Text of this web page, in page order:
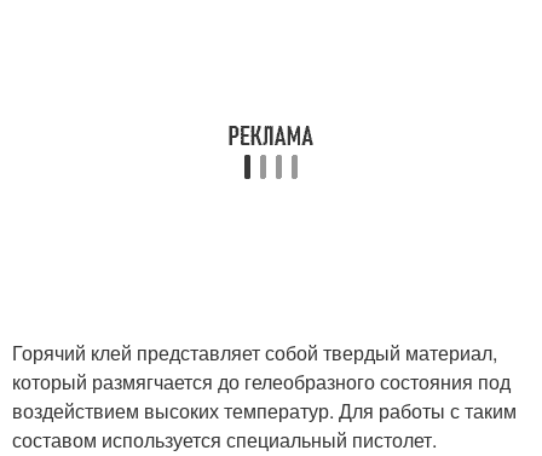
Горячий клей представляет собой твердый материал,
который размягчается до гелеобразного состояния под
воздействием высоких температур. Для работы с таким
составом используется специальный пистолет.